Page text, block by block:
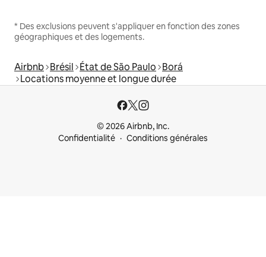
* Des exclusions peuvent s'appliquer en fonction des zones
géographiques et des logements.
Airbnb Brésil État de São Paulo Borá
Locations moyenne et longue durée
© 2026 Airbnb, Inc.
Confidentialité
Conditions générales